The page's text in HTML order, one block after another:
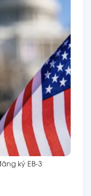
ký EB-3